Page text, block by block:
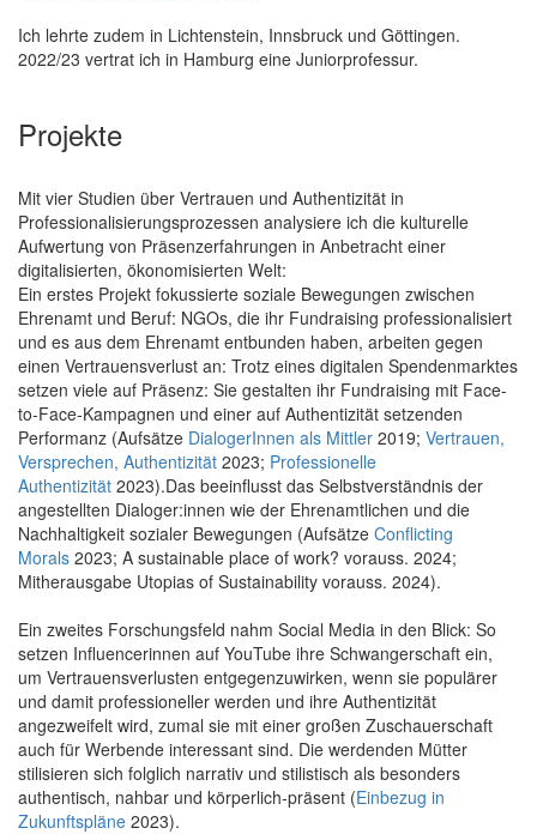
Ich lehrte zudem in Lichtenstein, Innsbruck und Göttingen.
2022/23 vertrat ich in Hamburg eine Juniorprofessur.
Projekte
Mit vier Studien über Vertrauen und Authentizität in
Professionalisierungsprozessen analysiere ich die kulturelle
Aufwertung von Präsenzerfahrungen in Anbetracht einer
digitalisierten, ökonomisierten Welt:
Ein erstes Projekt fokussierte soziale Bewegungen zwischen
Ehrenamt und Beruf: NGOs, die ihr Fundraising professionalisiert
und es aus dem Ehrenamt entbunden haben, arbeiten gegen
einen Vertrauensverlust an: Trotz eines digitalen Spendenmarktes
setzen viele auf Präsenz: Sie gestalten ihr Fundraising mit Face-
to-Face-Kampagnen und einer auf Authentizität setzenden
Performanz (Aufsätze DialogerInnen als Mittler 2019; Vertrauen,
Versprechen, Authentizität 2023; Professionelle
Authentizität 2023).Das beeinflusst das Selbstverständnis der
angestellten Dialoger:innen wie der Ehrenamtlichen und die
Nachhaltigkeit sozialer Bewegungen (Aufsätze Conflicting
Morals 2023; A sustainable place of work? vorauss. 2024;
Mitherausgabe Utopias of Sustainability vorauss. 2024).
Ein zweites Forschungsfeld nahm Social Media in den Blick: So
setzen Influencerinnen auf YouTube ihre Schwangerschaft ein,
um Vertrauensverlusten entgegenzuwirken, wenn sie populärer
und damit professioneller werden und ihre Authentizität
angezweifelt wird, zumal sie mit einer großen Zuschauerschaft
auch für Werbende interessant sind. Die werdenden Mütter
stilisieren sich folglich narrativ und stilistisch als besonders
authentisch, nahbar und körperlich-präsent (Einbezug in
Zukunftspläne 2023).